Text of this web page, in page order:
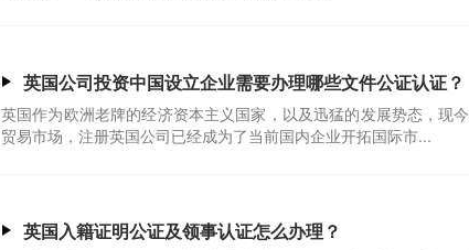
英国公司投资中国设立企业需要办理哪些文件公证认证？
英国作为欧洲老牌的经济资本主义国家，以及迅猛的发展势态，现
贸易市场，注册英国公司已经成为了当前国内企业开拓国际市...
英国入籍证明公证及领事认证怎么办理？